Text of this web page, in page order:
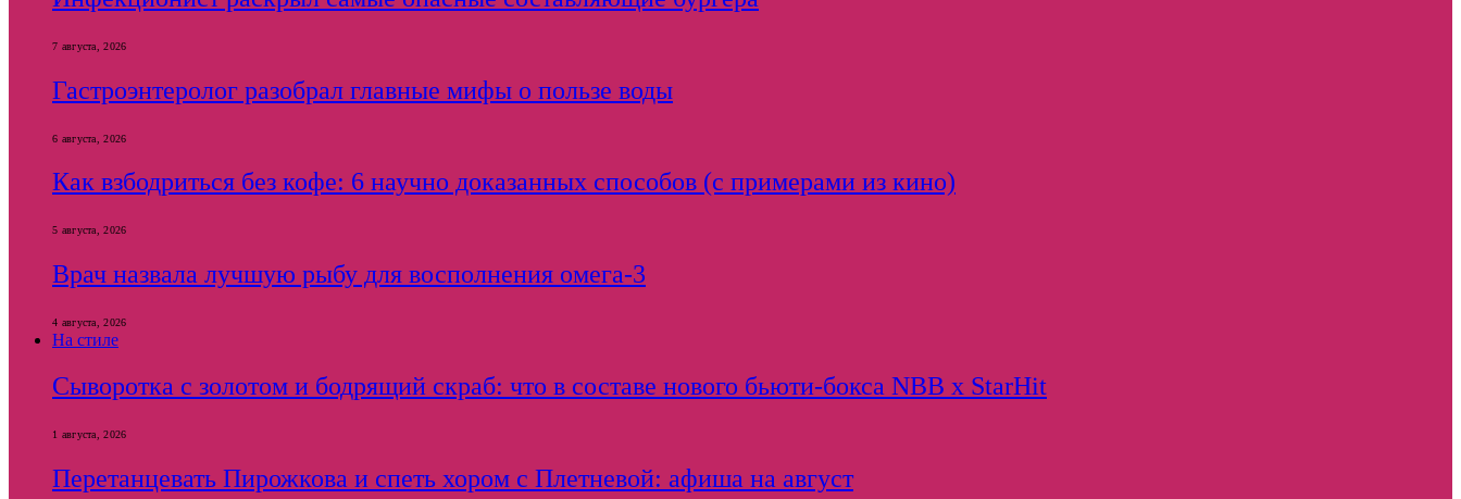
7 августа, 2026
Гастроэнтеролог разобрал главные мифы о пользе воды
6 августа, 2026
Как взбодриться без кофе: 6 научно доказанных способов (с примерами из кино)
5 августа, 2026
Врач назвала лучшую рыбу для восполнения омега-3
4 августа, 2026
На стиле
Сыворотка с золотом и бодрящий скраб: что в составе нового бьюти-бокса NBB x StarHit
1 августа, 2026
Перетанцевать Пирожкова и спеть хором с Плетневой: афиша на август